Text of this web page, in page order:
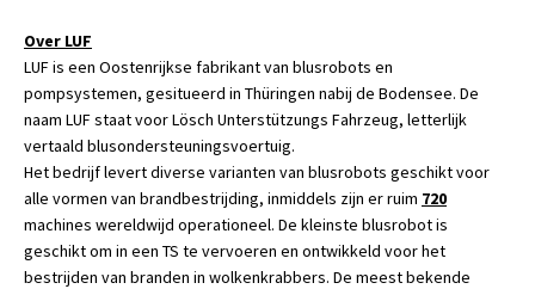
Over LUF
LUF is een Oostenrijkse fabrikant van blusrobots en
pompsystemen, gesitueerd in Thüringen nabij de Bodensee. De
naam LUF staat voor Lösch Unterstützungs Fahrzeug, letterlijk
vertaald blusondersteuningsvoertuig.
Het bedrijf levert diverse varianten van blusrobots geschikt voor
alle vormen van brandbestrijding, inmiddels zijn er ruim 720
machines wereldwijd operationeel. De kleinste blusrobot is
geschikt om in een TS te vervoeren en ontwikkeld voor het
bestrijden van branden in wolkenkrabbers. De meest bekende